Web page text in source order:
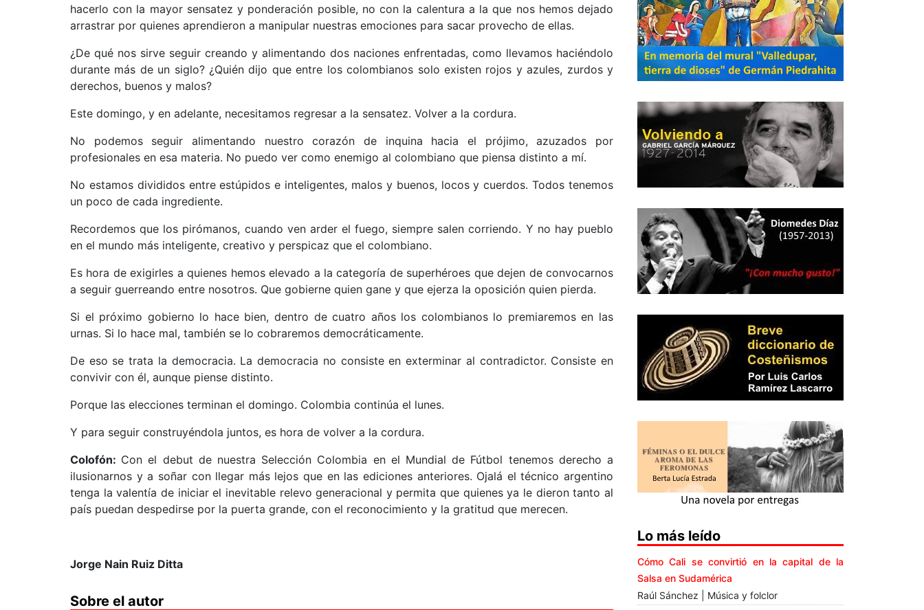
hacerlo con la mayor sensatez y ponderación posible, no con la calentura a la que nos hemos dejado
arrastrar por quienes aprendieron a manipular nuestras emociones para sacar provecho de ellas.
¿De qué nos sirve seguir creando y alimentando dos naciones enfrentadas, como llevamos haciéndolo
durante más de un siglo? ¿Quién dijo que entre los colombianos solo existen rojos y azules, zurdos y
derechos, buenos y malos?
Este domingo, y en adelante, necesitamos regresar a la sensatez. Volver a la cordura.
No podemos seguir alimentando nuestro corazón de inquina hacia el prójimo, azuzados por
profesionales en esa materia. No puedo ver como enemigo al colombiano que piensa distinto a mí.
No estamos divididos entre estúpidos e inteligentes, malos y buenos, locos y cuerdos. Todos tenemos
un poco de cada ingrediente.
Recordemos que los pirómanos, cuando ven arder el fuego, siempre salen corriendo. Y no hay pueblo
en el mundo más inteligente, creativo y perspicaz que el colombiano.
Es hora de exigirles a quienes hemos elevado a la categoría de superhéroes que dejen de convocarnos
a seguir guerreando entre nosotros. Que gobierne quien gane y que ejerza la oposición quien pierda.
Si el próximo gobierno lo hace bien, dentro de cuatro años los colombianos lo premiaremos en las
urnas. Si lo hace mal, también se lo cobraremos democráticamente.
De eso se trata la democracia. La democracia no consiste en exterminar al contradictor. Consiste en
convivir con él, aunque piense distinto.
Porque las elecciones terminan el domingo. Colombia continúa el lunes.
Y para seguir construyéndola juntos, es hora de volver a la cordura.
Colofón: Con el debut de nuestra Selección Colombia en el Mundial de Fútbol tenemos derecho a
ilusionarnos y a soñar con llegar más lejos que en las ediciones anteriores. Ojalá el técnico argentino
tenga la valentía de iniciar el inevitable relevo generacional y permita que quienes ya le dieron tanto al
país puedan despedirse por la puerta grande, con el reconocimiento y la gratitud que merecen.
Jorge Nain Ruiz Ditta
Sobre el autor
Lo más leído
Cómo Cali se convirtió en la capital de la
Salsa en Sudamérica
Raúl Sánchez | Música y folclor